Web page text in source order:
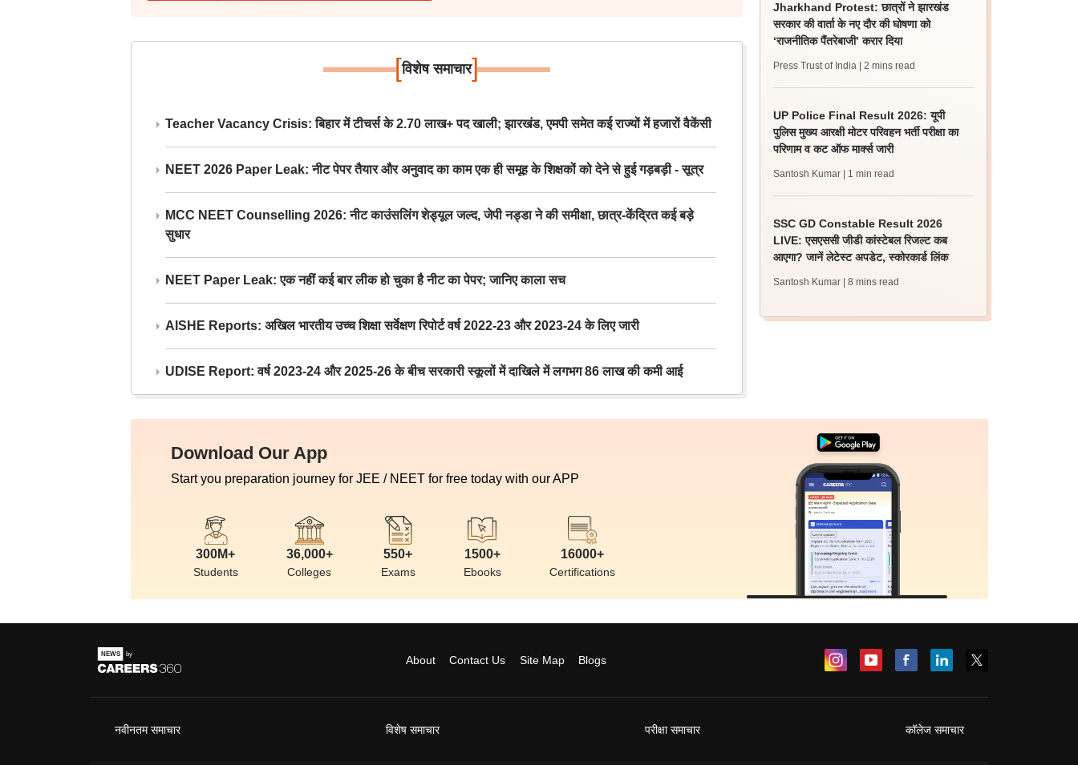
[विशेष समाचार]
Teacher Vacancy Crisis: बिहार में टीचर्स के 2.70 लाख+ पद खाली; झारखंड, एमपी समेत कई राज्यों में हजारों वैकेंसी
NEET 2026 Paper Leak: नीट पेपर तैयार और अनुवाद का काम एक ही समूह के शिक्षकों को देने से हुई गड़बड़ी - सूत्र
MCC NEET Counselling 2026: नीट काउंसलिंग शेड्यूल जल्द, जेपी नड्डा ने की समीक्षा, छात्र-केंद्रित कई बड़े
सुधार
NEET Paper Leak: एक नहीं कई बार लीक हो चुका है नीट का पेपर; जानिए काला सच
AISHE Reports: अखिल भारतीय उच्च शिक्षा सर्वेक्षण रिपोर्ट वर्ष 2022-23 और 2023-24 के लिए जारी
UDISE Report: वर्ष 2023-24 और 2025-26 के बीच सरकारी स्कूलों में दाखिले में लगभग 86 लाख की कमी आई
Jharkhand Protest: छात्रों ने झारखंड
सरकार की वार्ता के नए दौर की घोषणा को
‘राजनीतिक पैंतरेबाजी’ करार दिया
Press Trust of India | 2 mins read
UP Police Final Result 2026: यूपी
पुलिस मुख्य आरक्षी मोटर परिवहन भर्ती परीक्षा का
परिणाम व कट ऑफ मार्क्स जारी
Santosh Kumar | 1 min read
SSC GD Constable Result 2026
LIVE: एसएससी जीडी कांस्टेबल रिजल्ट कब
आएगा? जानें लेटेस्ट अपडेट, स्कोरकार्ड लिंक
Santosh Kumar | 8 mins read
Download Our App
Start you preparation journey for JEE / NEET for free today with our APP
300M+
Students
36,000+
Colleges
550+
Exams
1500+
Ebooks
16000+
Certifications
About Contact Us Site Map Blogs
नवीनतम समाचार विशेष समाचार परीक्षा समाचार कॉलेज समाचार